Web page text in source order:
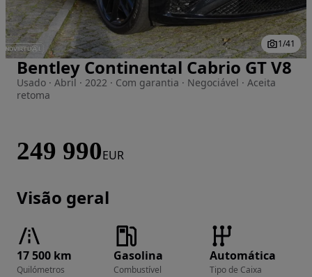
Imagem 1 de 41
1/41
Bentley Continental Cabrio GT V8
Usado · Abril · 2022 · Com garantia · Negociável · Aceita
retoma
249 990EUR
Visão geral
17 500 km
Quilómetros
Gasolina
Combustível
Automática
Tipo de Caixa